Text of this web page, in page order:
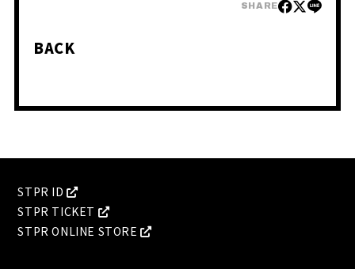
SHARE
BACK
STPR ID
STPR TICKET
STPR ONLINE STORE